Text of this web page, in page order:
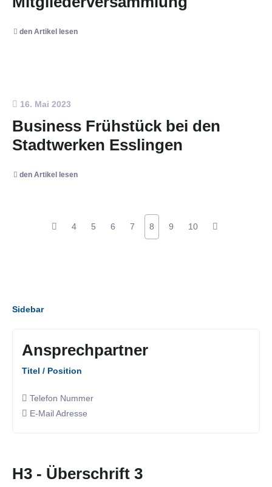
den Artikel lesen
16. Mai 2023
Business Frühstück bei den
Stadtwerken Esslingen
den Artikel lesen
4 5 6 7 8 9 10
Sidebar
Ansprechpartner
Titel / Position
Telefon Nummer
E-Mail Adresse
H3 - Überschrift 3